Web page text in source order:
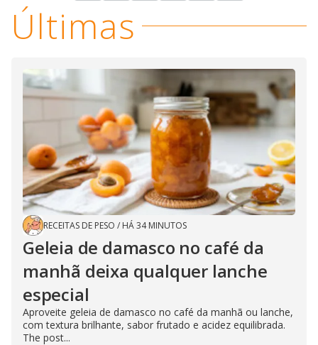
Últimas
RECEITAS DE PESO / HÁ 34 MINUTOS
Geleia de damasco no café da
manhã deixa qualquer lanche
especial
Aproveite geleia de damasco no café da manhã ou lanche,
com textura brilhante, sabor frutado e acidez equilibrada.
The post...